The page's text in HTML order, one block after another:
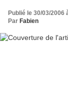
Publié le 30/03/2006
Par Fabien